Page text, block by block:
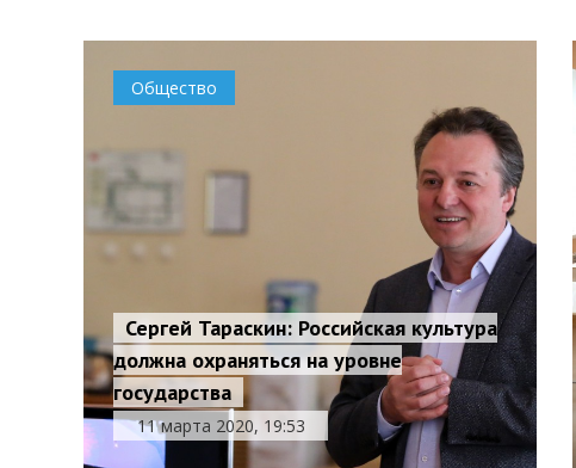
Общество
Сергей Тараскин: Российская культура
должна охраняться на уровне
государства
11 марта 2020, 19:53